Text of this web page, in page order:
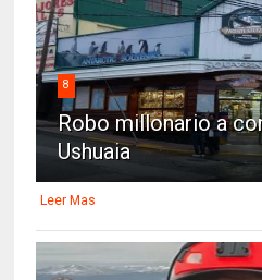
8
Robo millonario a
Ushuaia
Leer Mas